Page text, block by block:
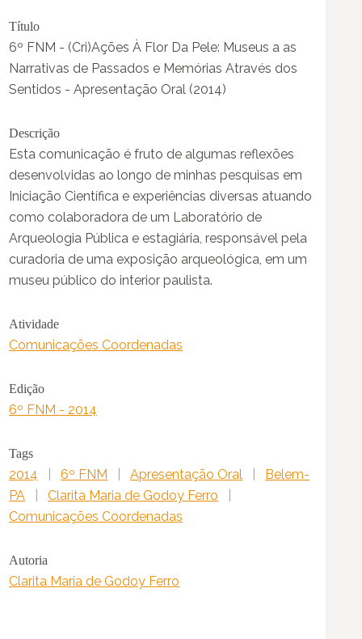
Título
6º FNM - (Cri)Ações À Flor Da Pele: Museus a as
Narrativas de Passados e Memórias Através dos
Sentidos - Apresentação Oral (2014)
Descrição
Esta comunicação é fruto de algumas reflexões
desenvolvidas ao longo de minhas pesquisas em
Iniciação Científica e experiências diversas atuando
como colaboradora de um Laboratório de
Arqueologia Pública e estagiária, responsável pela
curadoria de uma exposição arqueológica, em um
museu público do interior paulista.
Atividade
Comunicações Coordenadas
Edição
6º FNM - 2014
Tags
2014 6º FNM Apresentação Oral
Belem-
PA
Clarita Maria de Godoy Ferro
Comunicações Coordenadas
Autoria
Clarita Maria de Godoy Ferro